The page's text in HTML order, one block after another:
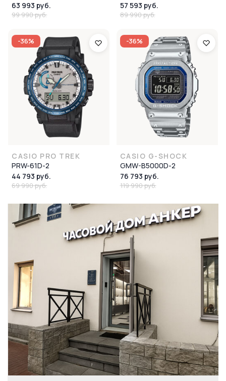
63 993 руб.
99 990 руб.
57 593 руб.
89 990 руб.
-36%
CASIO PRO TREK
PRW-61D-2
44 793 руб.
69 990 руб.
-36%
CASIO G-SHOCK
GMW-B5000D-2
76 793 руб.
119 990 руб.